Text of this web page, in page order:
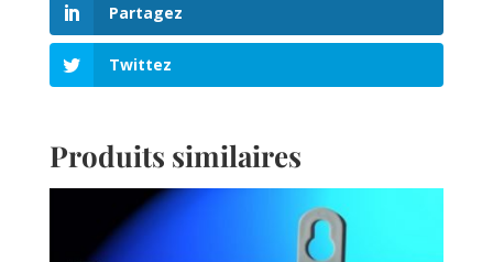
Partagez
Twittez
Produits similaires